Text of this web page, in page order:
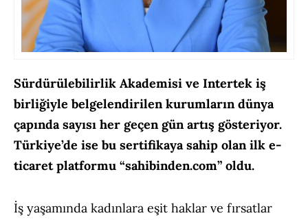
Sürdürülebilirlik Akademisi ve Intertek iş
birliğiyle belgelendirilen kurumların dünya
çapında sayısı her geçen gün artış gösteriyor.
Türkiye’de ise bu sertifikaya sahip olan ilk e-
ticaret platformu “sahibinden.com” oldu.
İş yaşamında kadınlara eşit haklar ve fırsatlar